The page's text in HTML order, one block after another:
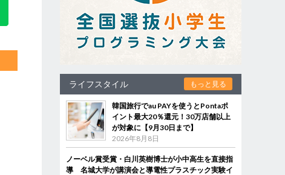
ライフスタイル もっと見る
韓国旅行でau PAYを使うとPontaポ
イント最大20％還元！30万店舗以上
が対象に【9月30日まで】
2026年8月8日
ノーベル賞受賞・白川英樹博士が小中高生を直接指
導 名城大学が講演会と導電性プラスチック実験イ